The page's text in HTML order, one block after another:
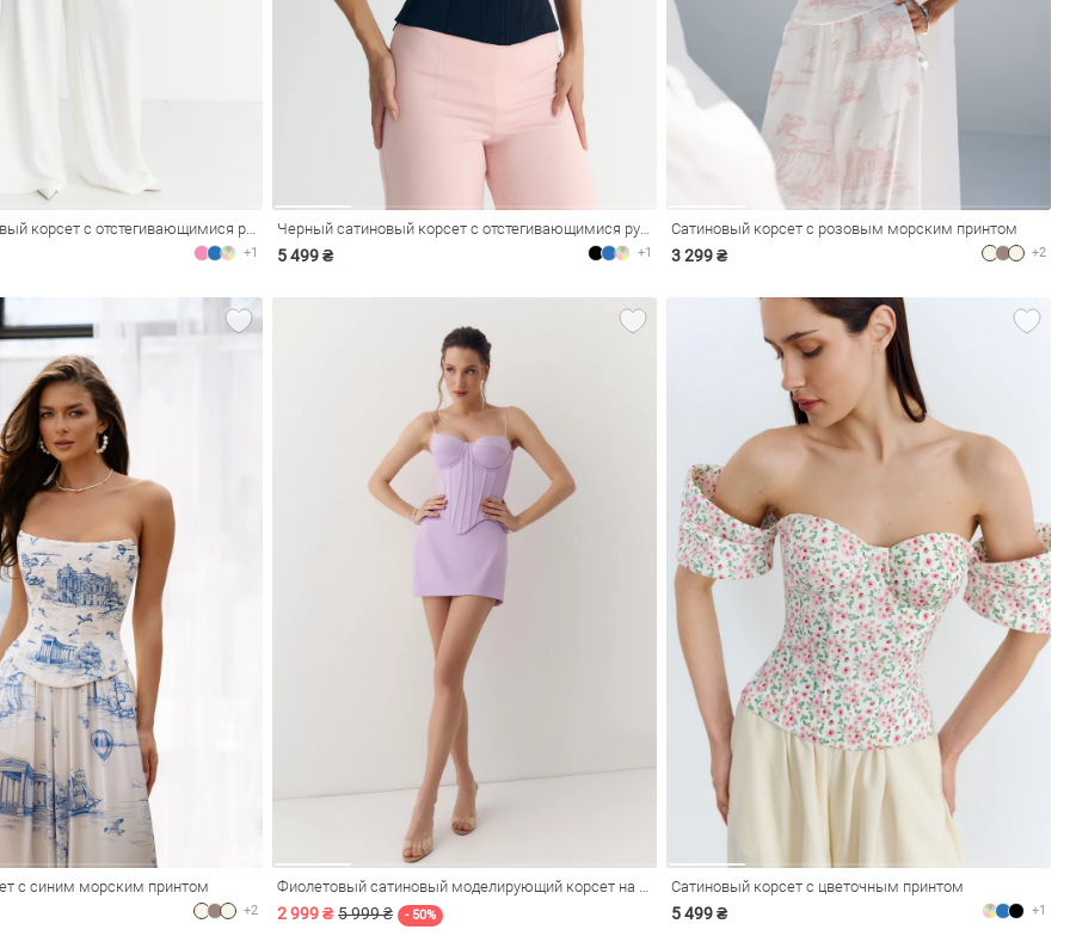
Розовый сатиновый корсет с отстегивающимися рукавами
+1
Черный сатиновый корсет с отстегивающимися рукавами
5 499 ₴ +1
Сатиновый корсет с розовым морским принтом
3 299 ₴ +2
с синим морским принтом
+2
Фиолетовый сатиновый моделирующий корсет на бретелях
2 999 ₴ 5 999 ₴ - 50%
Сатиновый корсет с цветочным принтом
5 499 ₴ +1